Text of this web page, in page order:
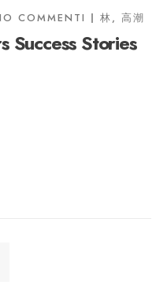
COMMENTI 林, 高潮
Success Stories